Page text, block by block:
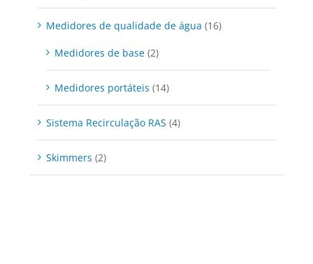
Medidores de qualidade de água (16)
Medidores de base (2)
Medidores portáteis (14)
Sistema Recirculação RAS (4)
Skimmers (2)